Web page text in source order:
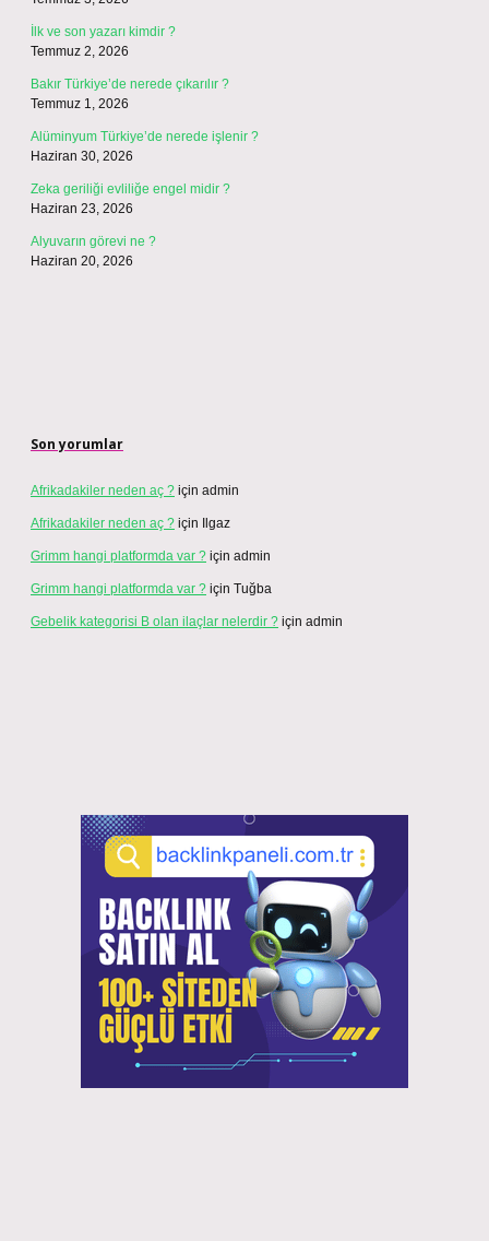
İlk ve son yazarı kimdir ?
Temmuz 2, 2026
Bakır Türkiye’de nerede çıkarılır ?
Temmuz 1, 2026
Alüminyum Türkiye’de nerede işlenir ?
Haziran 30, 2026
Zeka geriliği evliliğe engel midir ?
Haziran 23, 2026
Alyuvarın görevi ne ?
Haziran 20, 2026
Son yorumlar
Afrikadakiler neden aç ? için admin
Afrikadakiler neden aç ? için Ilgaz
Grimm hangi platformda var ? için admin
Grimm hangi platformda var ? için Tuğba
Gebelik kategorisi B olan ilaçlar nelerdir ? için admin